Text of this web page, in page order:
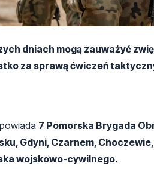
dniach mogą zauważyć
za sprawą ćwiczeń
7 Pomorska Brygada
Gdyni, Czarnem,
wojskowo-cywilnego.